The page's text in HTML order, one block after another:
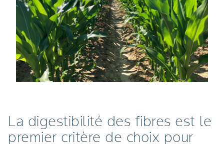
La digestibilité des fibres est le
premier critère de choix pour